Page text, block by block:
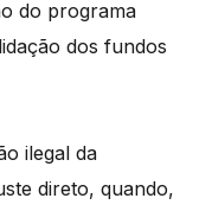
do programa
dos fundos
ilegal da
direto, quando,